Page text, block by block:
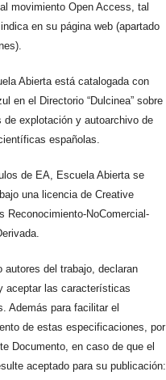
movimiento Open Access, tal
en su página web (apartado
Abierta está catalogada con
en el Directorio “Dulcinea” sobre
de explotación y autoarchivo de
españolas.
de EA, Escuela Abierta se
una licencia de Creative
Reconocimiento-NoComercial-
autores del trabajo, declaran
aceptar las características
Además para facilitar el
de estas especificaciones, por
Documento, en caso de que el
aceptado para su publicación: